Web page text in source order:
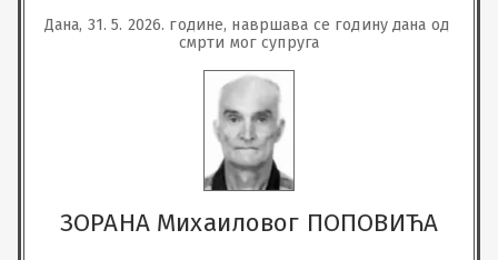
Дана, 31. 5. 2026. године, навршава се годину дана од
смрти мог супруга
ЗОРАНА Михаиловог ПОПОВИЋА